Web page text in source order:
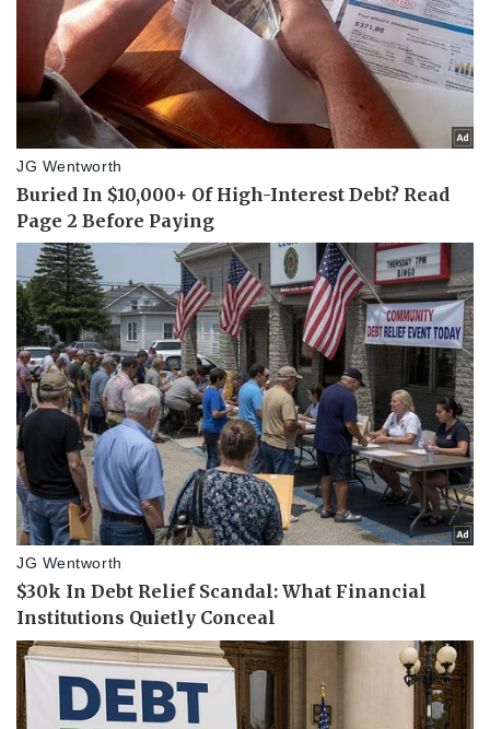
Pháp luật
Vụ án
Tin nóng
Tư vấn luật
Quân sự - Quốc
Việt Nam